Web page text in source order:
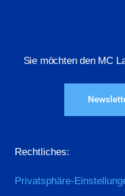
Sie möchten den MC
Rechtliches:
Privatsphäre-